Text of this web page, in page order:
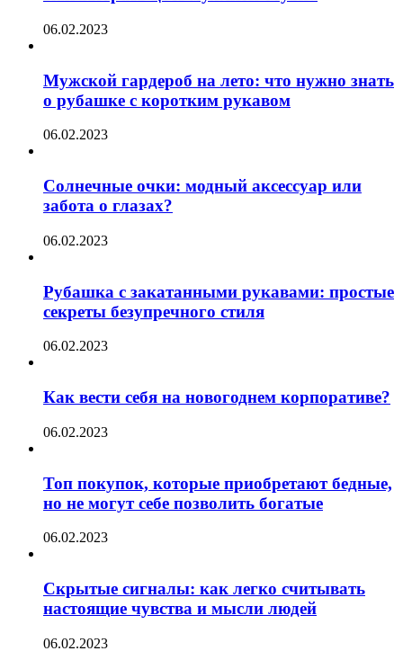
06.02.2023
Мужской гардероб на лето: что нужно знать
о рубашке с коротким рукавом
06.02.2023
Солнечные очки: модный аксессуар или
забота о глазах?
06.02.2023
Рубашка с закатанными рукавами: простые
секреты безупречного стиля
06.02.2023
Как вести себя на новогоднем корпоративе?
06.02.2023
Топ покупок, которые приобретают бедные,
но не могут себе позволить богатые
06.02.2023
Скрытые сигналы: как легко считывать
настоящие чувства и мысли людей
06.02.2023